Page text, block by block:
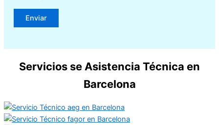
Servicios se Asistencia Técnica en
Barcelona